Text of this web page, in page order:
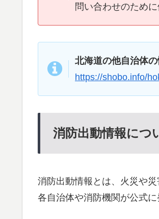
問い合わせのため
北海道の他自治体
https://shobo.info/
消防出動情報につ
消防出動情報とは、火災や
各自治体や消防機関が公式